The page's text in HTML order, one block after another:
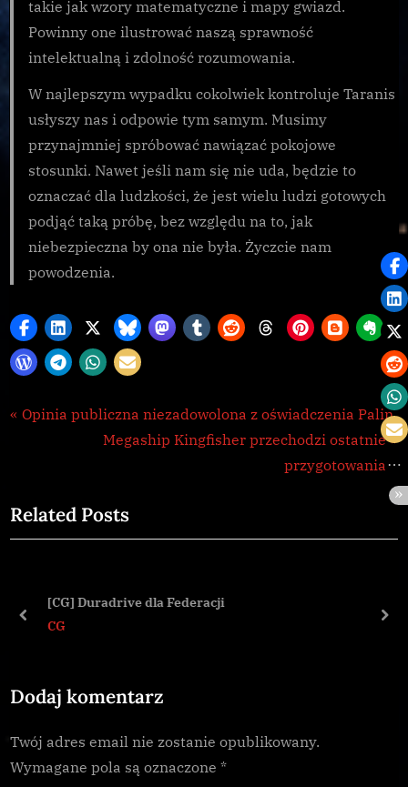
takie jak wzory matematyczne i mapy gwiazd.
Powinny one ilustrować naszą sprawność
intelektualną i zdolność rozumowania.
W najlepszym wypadku cokolwiek kontroluje Taranis
usłyszy nas i odpowie tym samym. Musimy
przynajmniej spróbować nawiązać pokojowe
stosunki. Nawet jeśli nam się nie uda, będzie to
oznaczać dla ludzkości, że jest wielu ludzi gotowych
podjąć taką próbę, bez względu na to, jak
niebezpieczna by ona nie była. Życzcie nam
powodzenia.
Galnet
Nawigacja
P
i
o
P
t
Opinia publiczna niezadowolona z oświadczenia Palin
N
t
P
Megaship Kingfisher przechodzi ostatnie
przygotowania
Related Posts
[CG] Duradrive dla Federacji
CG
prev
Dodaj komentarz
Twój adres email nie zostanie opublikowany.
Wymagane pola są oznaczone *